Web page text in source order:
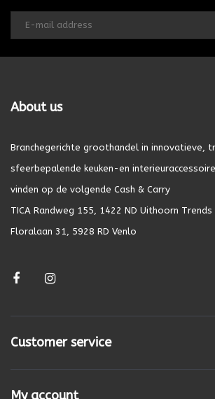
About us
Branchegerichte groothandel in innovatieve,
sfeerbepalende keuken-en
vinden op de volgende Cash & Carry
TICA Randweg 155, 1422 ND Uithoorn
Floralaan 31, 5928 RD Venlo
Customer service
My account